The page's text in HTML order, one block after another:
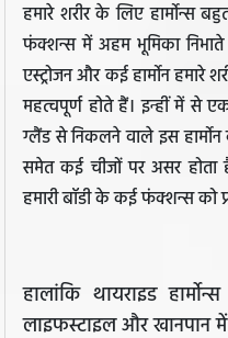
हमारे शरीर के लिए हार्मोन्स
फंक्शन्स में अहम भूमिका निभाते
एस्ट्रोजन और कई हार्मोन
महत्वपूर्ण होते हैं। इन्हीं में से
ग्लैंड से निकलने वाले इस
समेत कई चीजों पर असर होता
हमारी बॉडी के कई फंक्शन्स को
हालांकि थायराइड
लाइफस्टाइल और खानपान